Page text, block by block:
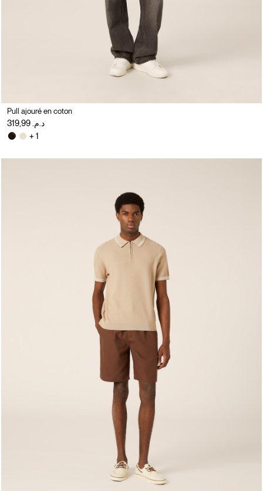
Pull ajouré en coton
د.م. 319,99
+ 1